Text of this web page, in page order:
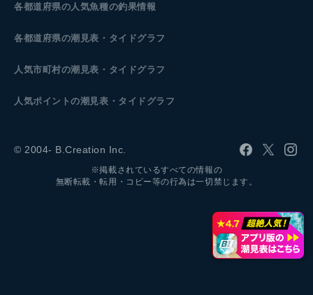
各都道府県の人気魚種の釣果情報
各都道府県の潮見表 ・タイドグラフ
人気市町村の潮見表・タイドグラフ
人気ポイントの潮見表・タイドグラフ
© 2004- B.Creation Inc.
※掲載されているすべての情報の
無断転載・転用・コピー等の行為は一切禁じます。